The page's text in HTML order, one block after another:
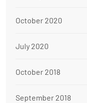
October 2020
July 2020
October 2018
September 2018